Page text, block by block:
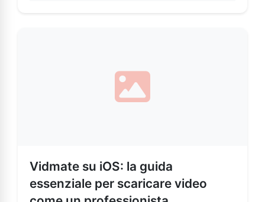
Vidmate su iOS: la guida
essenziale per scaricare video